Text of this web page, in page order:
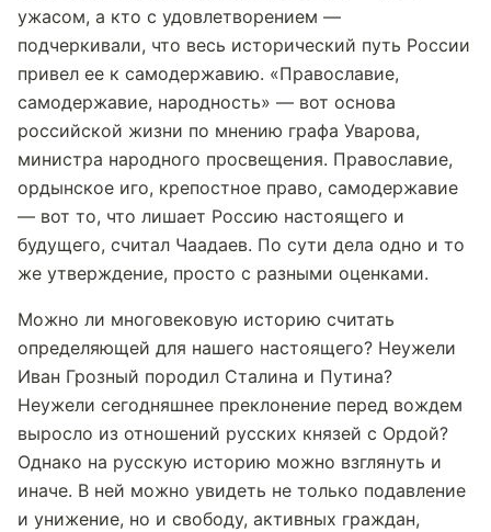
ужасом, а кто с удовлетворением —
подчеркивали, что весь исторический путь России
привел ее к самодержавию. «Православие,
самодержавие, народность» — вот основа
российской жизни по мнению графа Уварова,
министра народного просвещения. Православие,
ордынское иго, крепостное право, самодержавие
— вот то, что лишает Россию настоящего и
будущего, считал Чаадаев. По сути дела одно и то
же утверждение, просто с разными оценками.
Можно ли многовековую историю считать
определяющей для нашего настоящего? Неужели
Иван Грозный породил Сталина и Путина?
Неужели сегодняшнее преклонение перед вождем
выросло из отношений русских князей с Ордой?
Однако на русскую историю можно взглянуть и
иначе. В ней можно увидеть не только подавление
и унижение, но и свободу, активных граждан,